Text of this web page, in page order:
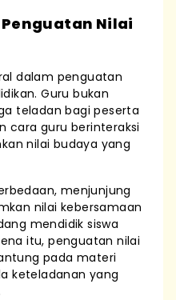
Nilai
dalam penguatan
Guru bukan
teladan bagi peserta
cara guru berinteraksi
nilai budaya yang
menjunjung
nilai kebersamaan
mendidik siswa
itu, penguatan nilai
pada materi
keteladanan yang